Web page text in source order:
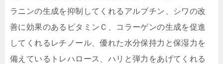
ラニンの生成を抑制してくれるアルブチン、シワの改
善に効果のあるビタミンＣ、コラーゲンの生成を促進
してくれるレチノール、優れた水分保持力と保湿力を
備えているトレハロース、ハリと弾力をあげてくれる